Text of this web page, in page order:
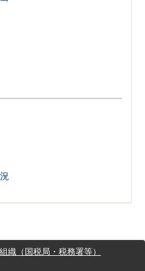
組織（国税局・税務署等）